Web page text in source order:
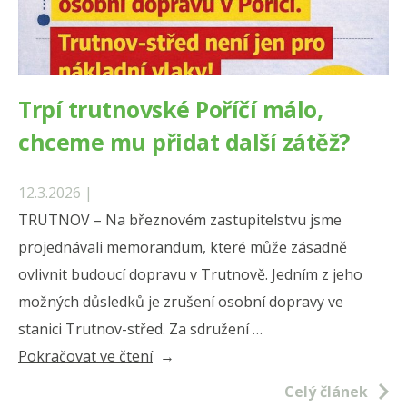
Trpí trutnovské Poříčí málo,
chceme mu přidat další zátěž?
12.3.2026 |
TRUTNOV – Na březnovém zastupitelstvu jsme
projednávali memorandum, které může zásadně
ovlivnit budoucí dopravu v Trutnově. Jedním z jeho
možných důsledků je zrušení osobní dopravy ve
stanici Trutnov-střed. Za sdružení …
Pokračovat ve čtení„Trpí
Celý článek